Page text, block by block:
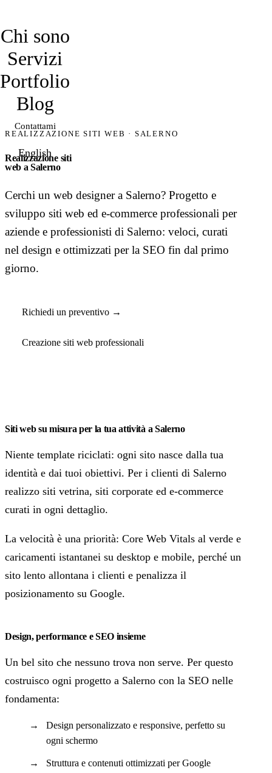
Chi sono
Servizi
Portfolio
Blog
Contattami
English
REALIZZAZIONE SITI WEB · SALERNO
Realizzazione siti
web a Salerno
Cerchi un web designer a Salerno? Progetto e
sviluppo siti web ed e-commerce professionali per
aziende e professionisti di Salerno: veloci, curati
nel design e ottimizzati per la SEO fin dal primo
giorno.
Richiedi un preventivo →
Creazione siti web professionali
Siti web su misura per la tua attività a Salerno
Niente template riciclati: ogni sito nasce dalla tua
identità e dai tuoi obiettivi. Per i clienti di Salerno
realizzo siti vetrina, siti corporate ed e-commerce
curati in ogni dettaglio.
La velocità è una priorità: Core Web Vitals al verde e
caricamenti istantanei su desktop e mobile, perché un
sito lento allontana i clienti e penalizza il
posizionamento su Google.
Design, performance e SEO insieme
Un bel sito che nessuno trova non serve. Per questo
costruisco ogni progetto a Salerno con la SEO nelle
fondamenta:
Design personalizzato e responsive, perfetto su
ogni schermo
Struttura e contenuti ottimizzati per Google